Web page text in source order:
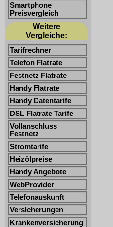
Smartphone
Preisvergleich
Weitere
Vergleiche:
Tarifrechner
Telefon Flatrate
Festnetz Flatrate
Handy Flatrate
Handy Datentarife
DSL Flatrate Tarife
Vollanschluss
Festnetz
Stromtarife
Heizölpreise
Handy Angebote
WebProvider
Telefonauskunft
Versicherungen
Krankenversicherung